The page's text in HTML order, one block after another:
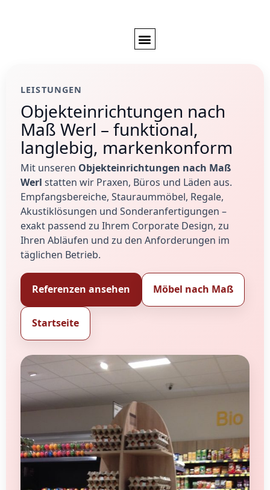
LEISTUNGEN
Objekteinrichtungen nach
Maß Werl – funktional,
langlebig, markenkonform
Mit unseren Objekteinrichtungen nach Maß
Werl statten wir Praxen, Büros und Läden aus.
Empfangsbereiche, Stauraummöbel, Regale,
Akustiklösungen und Sonderanfertigungen –
exakt passend zu Ihrem Corporate Design, zu
Ihren Abläufen und zu den Anforderungen im
täglichen Betrieb.
Referenzen ansehen Möbel nach Maß
Startseite